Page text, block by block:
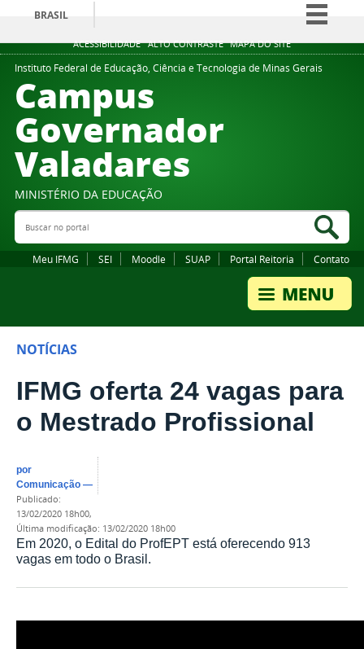
ACESSIBILIDADE ALTO CONTRASTE MAPA DO SITE
BRASIL
Simplifique!
Comunica BR
Instituto Federal de Educação, Ciência e Tecnologia de Minas Gerais
Campus
Governador
Valadares
MINISTÉRIO DA EDUCAÇÃO
Buscar no portal
Meu IFMG SEI Moodle SUAP Portal Reitoria Contato
NOTÍCIAS
IFMG oferta 24 vagas para
o Mestrado Profissional
por
Comunicação —
publicado:
13/02/2020 18h00,
última modificação: 13/02/2020 18h00
Em 2020, o Edital do ProfEPT está oferecendo 913
vagas em todo o Brasil.